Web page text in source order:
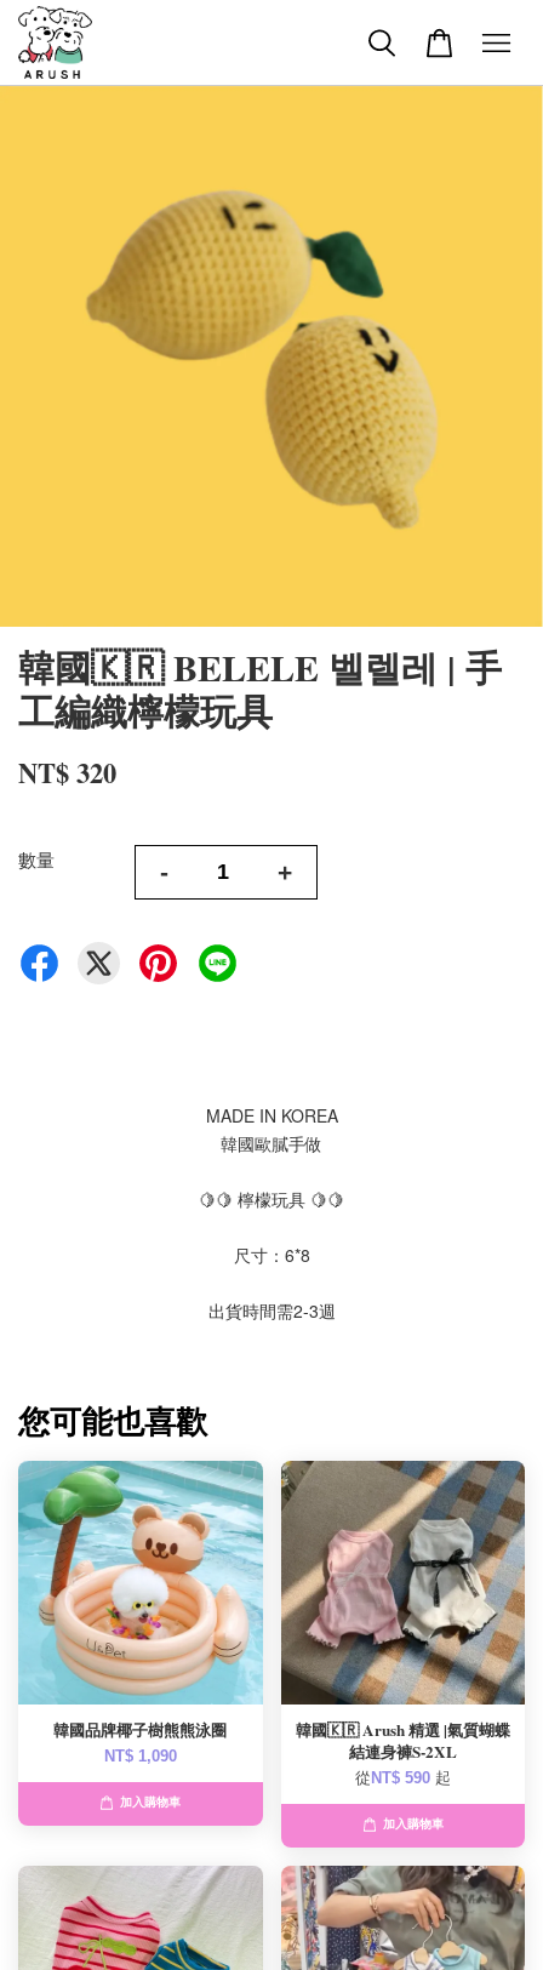
韓國🇰🇷 BELELE 벨렐레 | 手
工編織檸檬玩具
NT$ 320
數量 - +
MADE IN KOREA
韓國歐膩手做
🍋🍋 檸檬玩具 🍋🍋
尺寸：6*8
出貨時間需2-3週
您可能也喜歡
韓國品牌椰子樹熊熊泳圈
NT$ 1,090
加入購物車
韓國🇰🇷 Arush 精選 |氣質蝴蝶
結連身褲S-2XL
從 NT$ 590 起
加入購物車